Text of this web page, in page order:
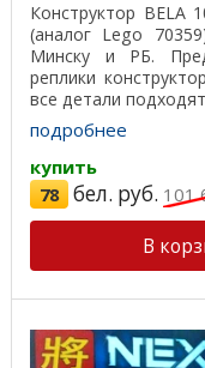
Конструктор BELA
(аналог Lego
Минску и РБ.
реплики
все детали
подробнее
купить
78 бел. руб. 101
В